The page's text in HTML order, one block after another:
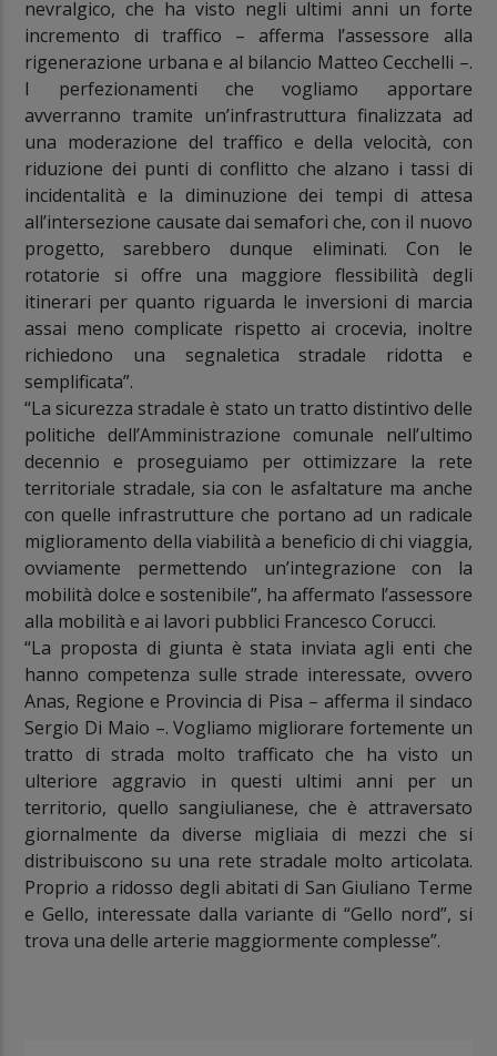
nevralgico, che ha visto negli ultimi anni un forte
incremento di traffico – afferma l’assessore alla
rigenerazione urbana e al bilancio Matteo Cecchelli –.
I perfezionamenti che vogliamo apportare
avverranno tramite un’infrastruttura finalizzata ad
una moderazione del traffico e della velocità, con
riduzione dei punti di conflitto che alzano i tassi di
incidentalità e la diminuzione dei tempi di attesa
all’intersezione causate dai semafori che, con il nuovo
progetto, sarebbero dunque eliminati. Con le
rotatorie si offre una maggiore flessibilità degli
itinerari per quanto riguarda le inversioni di marcia
assai meno complicate rispetto ai crocevia, inoltre
richiedono una segnaletica stradale ridotta e
semplificata”.
“La sicurezza stradale è stato un tratto distintivo delle
politiche dell’Amministrazione comunale nell’ultimo
decennio e proseguiamo per ottimizzare la rete
territoriale stradale, sia con le asfaltature ma anche
con quelle infrastrutture che portano ad un radicale
miglioramento della viabilità a beneficio di chi viaggia,
ovviamente permettendo un’integrazione con la
mobilità dolce e sostenibile”, ha affermato l’assessore
alla mobilità e ai lavori pubblici Francesco Corucci.
“La proposta di giunta è stata inviata agli enti che
hanno competenza sulle strade interessate, ovvero
Anas, Regione e Provincia di Pisa – afferma il sindaco
Sergio Di Maio –. Vogliamo migliorare fortemente un
tratto di strada molto trafficato che ha visto un
ulteriore aggravio in questi ultimi anni per un
territorio, quello sangiulianese, che è attraversato
giornalmente da diverse migliaia di mezzi che si
distribuiscono su una rete stradale molto articolata.
Proprio a ridosso degli abitati di San Giuliano Terme
e Gello, interessate dalla variante di “Gello nord”, si
trova una delle arterie maggiormente complesse”.